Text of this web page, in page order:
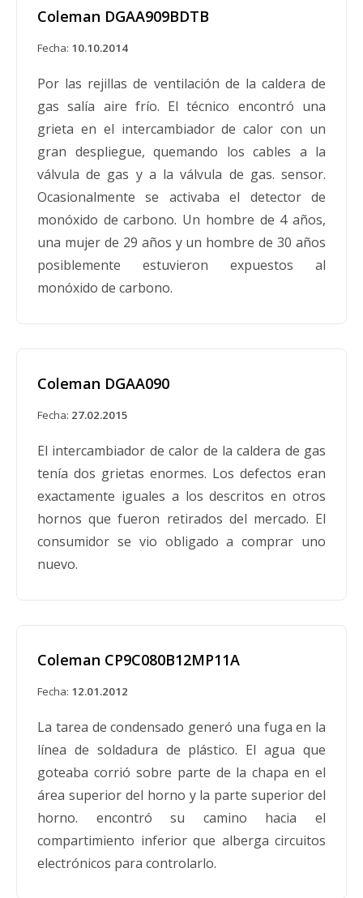
Coleman está retirando del mercado
debido a posibles riesgos de incendio. Según
Coleman, unas 30.000 máquinas de cocina
fabricadas entre noviembre de 1987 y marzo de
1989 tienen mangueras que pueden soltarse
de la conexión de la válvula de combustible
después de un uso repetido. Si la manguera se
afloja cuando se activa el valor del combustible,
es posible que se produzca una fuga de
combustible de la manguera y podría
presentar un riesgo de lesiones personales o
retirado del mercado por Coleman
Fecha:21.11.1996
Estas botellas de combustible, utilizadas para
equipos de camping, tienen roscas defectuosas
en el cuello de la botella que pueden provocar
fugas de combustible. The Coleman Company
botellas de combustible en envase rojo se
1-96 estampado en el fondo de la botella de
combustible. Los consumidores podrían haber
comprado las botellas defectuosas
individualmente o con estufas Peak 1 Apex.
Las preocupaciones sobre incendios
Coleman DGAA909BDTB
Fecha: 10.10.2014
Por las rejillas de ventilación de la caldera de
gas salía aire frío. El técnico encontró una
grieta en el intercambiador de calor con un
gran despliegue, quemando los cables a la
válvula de gas y a la válvula de gas. sensor.
Ocasionalmente se activaba el detector de
monóxido de carbono. Un hombre de 4 años,
una mujer de 29 años y un hombre de 30 años
posiblemente estuvieron expuestos al
monóxido de carbono.
Coleman DGAA090
Fecha: 27.02.2015
El intercambiador de calor de la caldera de gas
tenía dos grietas enormes. Los defectos eran
exactamente iguales a los descritos en otros
hornos que fueron retirados del mercado. El
consumidor se vio obligado a comprar uno
nuevo.
Coleman CP9C080B12MP11A
Fecha: 12.01.2012
La tarea de condensado generó una fuga en la
línea de soldadura de plástico. El agua que
goteaba corrió sobre parte de la chapa en el
área superior del horno y la parte superior del
horno. encontró su camino hacia el
compartimiento inferior que alberga circuitos
electrónicos para controlarlo.